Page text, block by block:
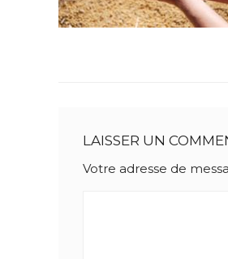
LAISSER UN
Votre adresse de